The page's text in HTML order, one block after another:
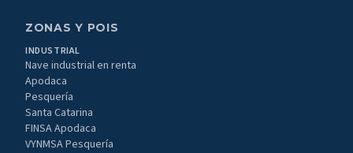
ZONAS Y POIS
INDUSTRIAL
Nave industrial en renta
Apodaca
Pesquería
Santa Catarina
FINSA Apodaca
VYNMSA Pesquería